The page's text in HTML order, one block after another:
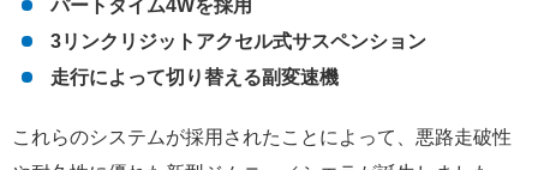
パートタイム4Wを採用
3リンクリジットアクセル式サスペンション
走行によって切り替える副変速機
これらのシステムが採用されたことによって、悪路走破性